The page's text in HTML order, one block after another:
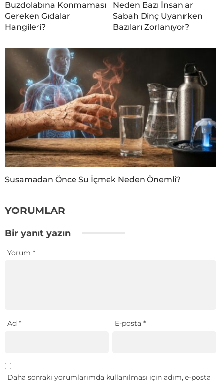
Buzdolabına Konmaması
Gereken Gıdalar
Hangileri?
Neden Bazı İnsanlar
Sabah Dinç Uyanırken
Bazıları Zorlanıyor?
Susamadan Önce Su İçmek Neden Önemli?
YORUMLAR
Bir yanıt yazın
Yorum *
Ad * E-posta*
Daha sonraki yorumlarımda kullanılması için adım, e-posta